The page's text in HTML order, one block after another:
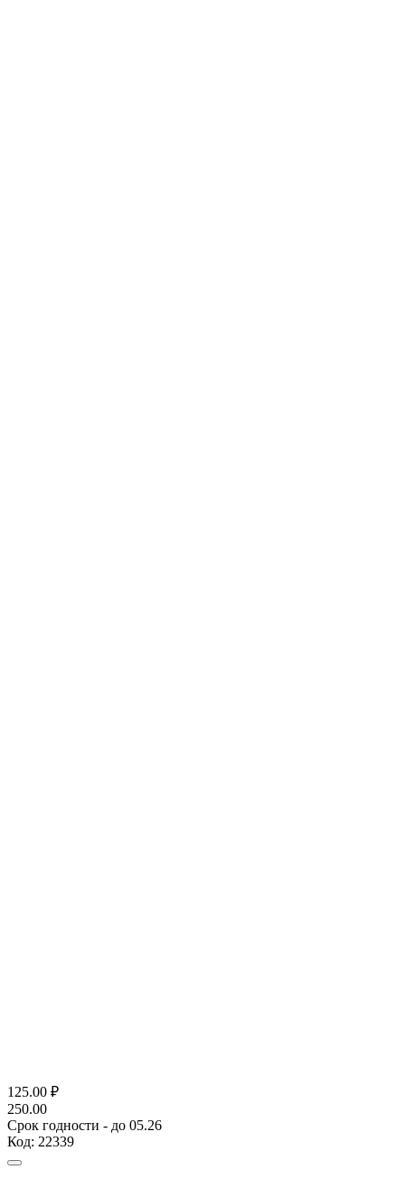
125.00 ₽
250.00
Срок годности - до 05.26
Код: 22339